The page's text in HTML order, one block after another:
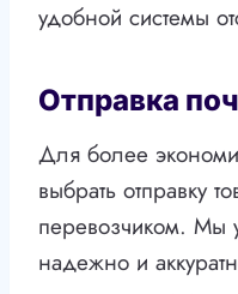
удобной системы
Отправка
Для более
выбрать отправку
перевозчиком. Мы
надежно и